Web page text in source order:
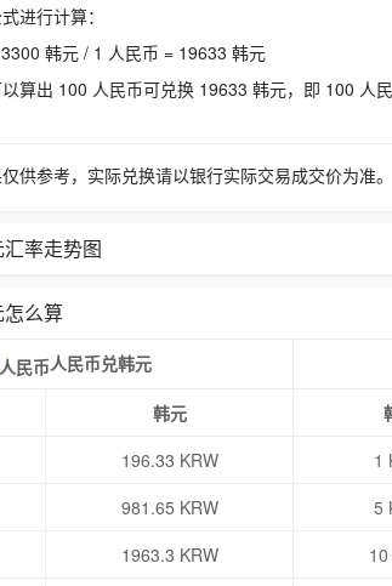
进行计算：
韩元 / 1 人民币 = 19633 韩元
算出 100 人民币可兑换 19633 韩元，即 100 人
供参考，实际兑换请以银行实际交易成交价为准。
率走势图
么算
人民币兑韩元
韩元
196.33 KRW 1
981.65 KRW 5
1963.3 KRW